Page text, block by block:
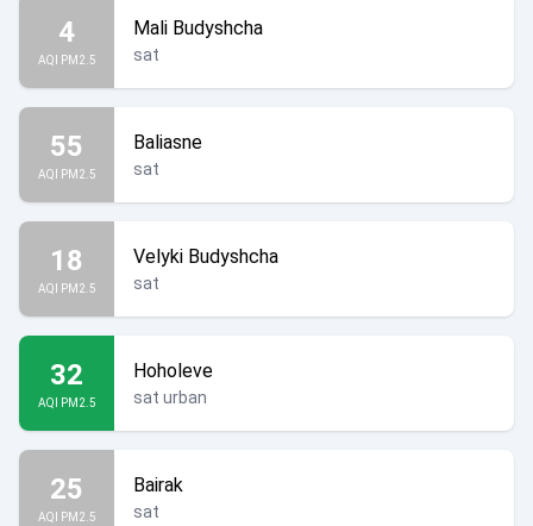
4
AQI PM2.5
Mali Budyshcha
sat
55
AQI PM2.5
Baliasne
sat
18
AQI PM2.5
Velyki Budyshcha
sat
32
AQI PM2.5
Hoholeve
sat urban
25
AQI PM2.5
Bairak
sat